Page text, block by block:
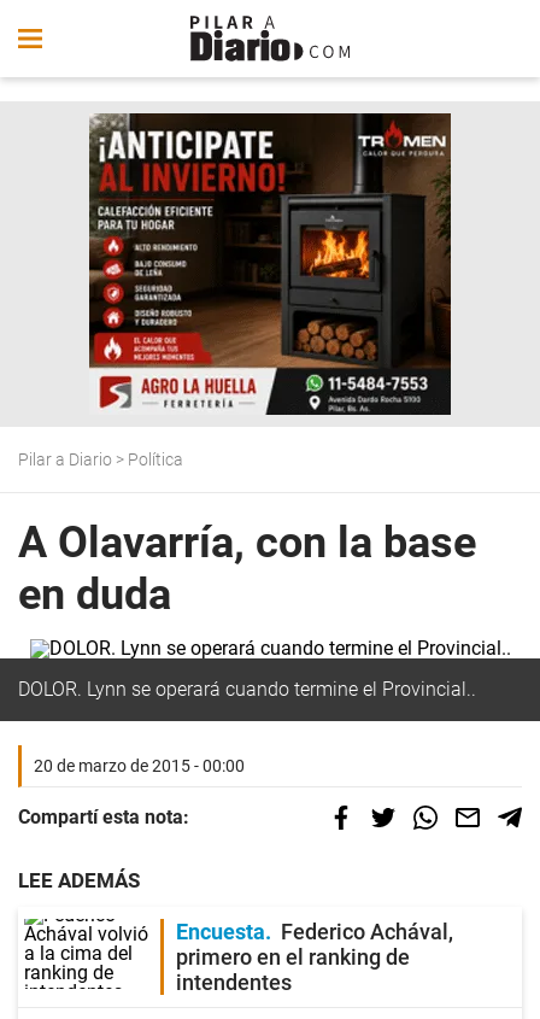
Pilar a Diario > Política
A Olavarría, con la base
en duda
DOLOR. Lynn se operará cuando termine el Provincial..
20 de marzo de 2015 - 00:00
Compartí esta nota:
LEE ADEMÁS
Encuesta
Federico Achával,
primero en el ranking de
intendentes